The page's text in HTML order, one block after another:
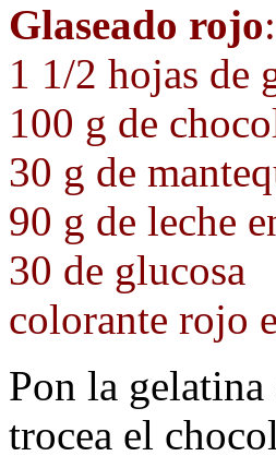
Glaseado rojo:
1 1/2 hojas de
100 g de
30 g de
90 g de leche
30 de glucosa
colorante rojo
Pon la
trocea el